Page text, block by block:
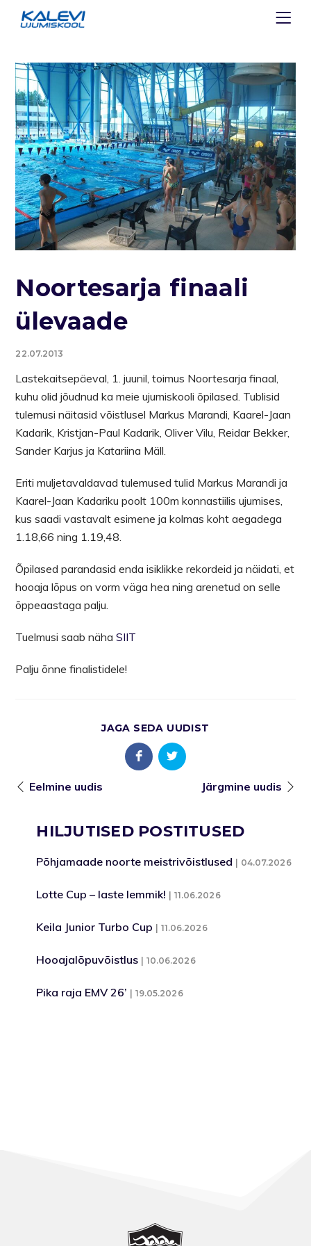
Noortesarja finaali
ülevaade
22.07.2013
Lastekaitsepäeval, 1. juunil, toimus Noortesarja finaal,
kuhu olid jõudnud ka meie ujumiskooli õpilased. Tublisid
tulemusi näitasid võistlusel Markus Marandi, Kaarel-Jaan
Kadarik, Kristjan-Paul Kadarik, Oliver Vilu, Reidar Bekker,
Sander Karjus ja Katariina Mäll.
Eriti muljetavaldavad tulemused tulid Markus Marandi ja
Kaarel-Jaan Kadariku poolt 100m konnastiilis ujumises,
kus saadi vastavalt esimene ja kolmas koht aegadega
1.18,66 ning 1.19,48.
Õpilased parandasid enda isiklikke rekordeid ja näidati, et
hooaja lõpus on vorm väga hea ning arenetud on selle
õppeaastaga palju.
Tuelmusi saab nähaSIIT
Palju õnne finalistidele!
JAGA SEDA UUDIST
Eelmine uudis Järgmine uudis
HILJUTISED POSTITUSED
Põhjamaade noorte meistrivõistlused 04.07.2026
Lotte Cup – laste lemmik! 11.06.2026
Keila Junior Turbo Cup 11.06.2026
Hooajalõpuvõistlus 10.06.2026
Pika raja EMV 26’ 19.05.2026